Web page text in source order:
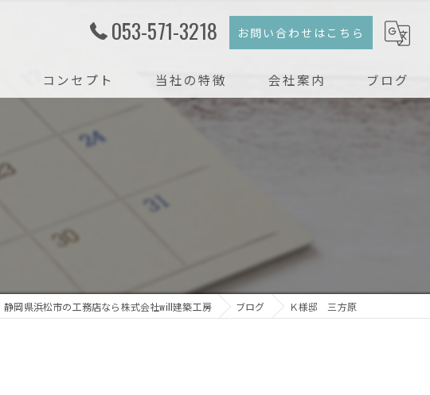
053-571-3218 お問い合わせはこちら
コンセプト 当社の特徴
戸建て
リノベーション
会社案内 ブログ
静岡県浜松市の工務店なら株式会社will建築工房 ブログ Ｋ様邸 三方原